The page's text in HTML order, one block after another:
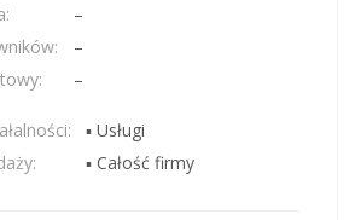
–
–
–
▪ Usługi
▪ Całość firmy